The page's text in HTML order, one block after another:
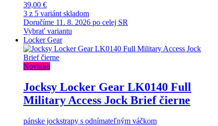
39,00 €
3 z 5 variánt skladom
Doručíme 11. 8. 2026 po celej SR
Vybrať variantu
Locker Gear
Novinka
Jocksy Locker Gear LK0140 Full
Military Access Jock Brief čierne
pánske jockstrapy s odnímateľným váčkom